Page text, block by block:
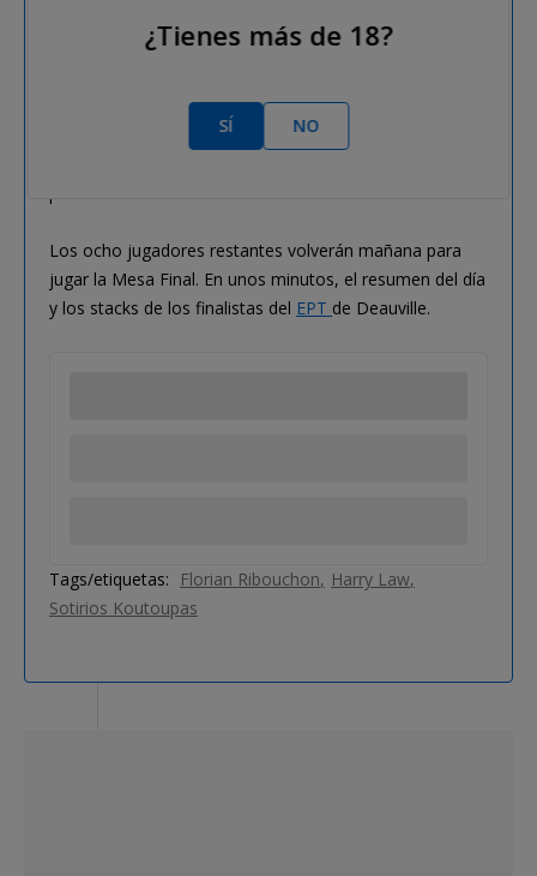
Las comunitarias,
Los ocho jugadores restantes volverán mañana para
jugar la Mesa Final. En unos minutos, el resumen del día
y los stacks de los finalistas del EPT de Deauville.
Tags/etiquetas: Florian Ribouchon
Harry Law
Sotirios Koutoupas
¿Tienes más de 18?
SÍ NO